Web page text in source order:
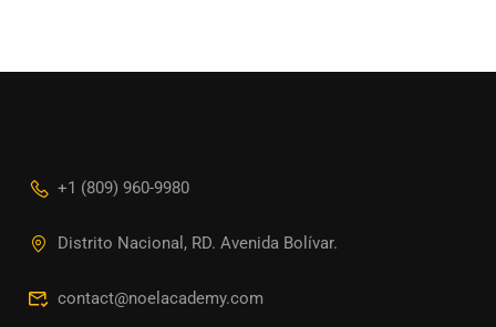
+1 (809) 960-9980
Distrito Nacional, RD. Avenida Bolívar.
contact@noelacademy.com